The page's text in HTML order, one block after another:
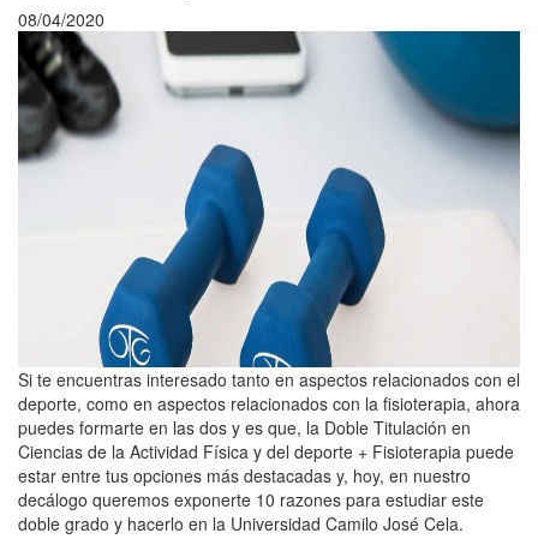
08/04/2020
Si te encuentras interesado tanto en aspectos relacionados con el
deporte, como en aspectos relacionados con la fisioterapia, ahora
puedes formarte en las dos y es que, la Doble Titulación en
Ciencias de la Actividad Física y del deporte + Fisioterapia puede
estar entre tus opciones más destacadas y, hoy, en nuestro
decálogo queremos exponerte 10 razones para estudiar este
doble grado y hacerlo en la Universidad Camilo José Cela.